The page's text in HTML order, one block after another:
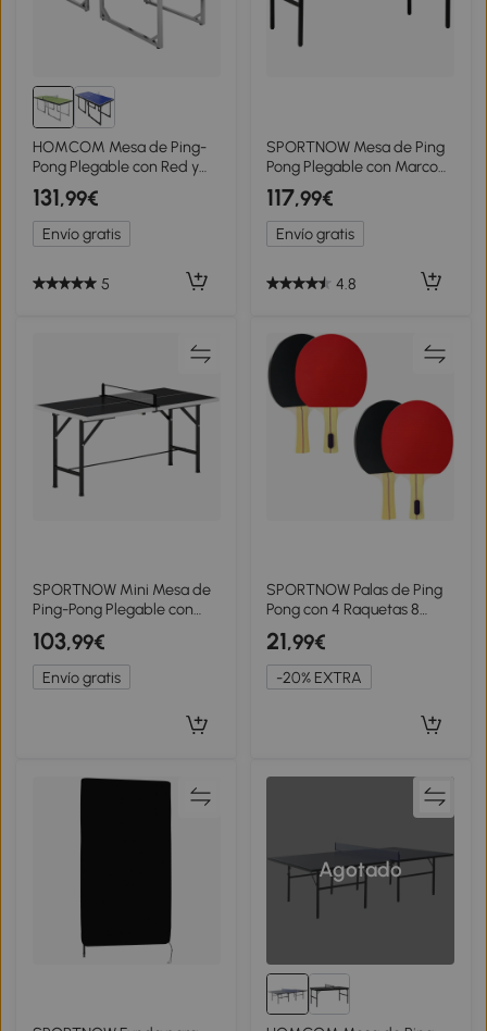
HOMCOM Mesa de Ping-
Pong Plegable con Red y
Marco de Acero Fácil de
Transportar para Interior
182x91x76 cm Verde
131,99€
Envío gratis
5
SPORTNOW Mesa de Ping
Pong Plegable con Marco
de Aluminio y Red para
Interiores y Exteriores
152x76x72 cm Negro
117,99€
Envío gratis
4.8
SPORTNOW Mini Mesa de
Ping-Pong Plegable con
Red 2 Raquetas y 3 Pelotas
para Interior y Exterior
152x76x70 cm Negro
103,99€
Envío gratis
SPORTNOW Palas de Ping
Pong con 4 Raquetas 8
Pelotas y Estuche de
Transporte para
Principiantes Expertos Rojo
21,99€
-20% EXTRA
Agotado